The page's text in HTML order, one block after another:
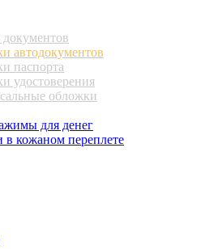
автодокументов
паспорта
удостоверения
обложки
для денег
кожаном переплете